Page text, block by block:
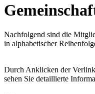
Nachfolgend sind die
in alphabetischer
Durch Anklicken der
sehen Sie detaillierte